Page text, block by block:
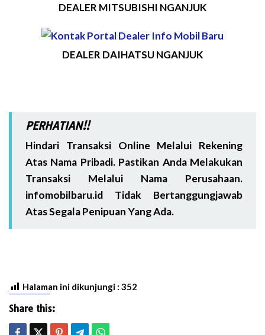
DEALER MITSUBISHI NGANJUK
DEALER DAIHATSU NGANJUK
PERHATIAN!!
Hindari Transaksi Online Melalui Rekening
Atas Nama Pribadi. Pastikan Anda Melakukan
Transaksi Melalui Nama Perusahaan.
infomobilbaru.id Tidak Bertanggungjawab
Atas Segala Penipuan Yang Ada.
Halaman ini dikunjungi : 352
Share this: